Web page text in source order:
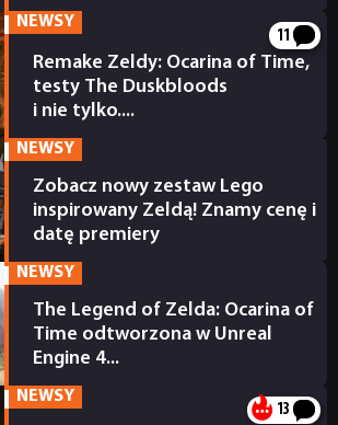
RECENZJE
PUBLICYSTYKA
KULTURA
RETRO
TECHNOLOGIE
DYSKUSJE
NEWSY
11
Remake Zeldy: Ocarina of Time,
testy The Duskbloods
i nie tylko....
NEWSY
Zobacz nowy zestaw Lego
inspirowany Zeldą! Znamy cenę i
datę premiery
NEWSY
The Legend of Zelda: Ocarina of
Time odtworzona w Unreal
Engine 4...
NEWSY
13